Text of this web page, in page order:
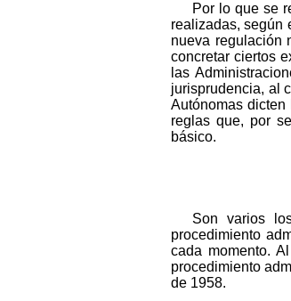
Por lo que se
realizadas, según
nueva regulación
concretar ciertos
las
jurisprudencia, al
Autónomas
reglas que, por
básico.
Son varios
procedimiento
cada momento.
procedimiento
de 1958.